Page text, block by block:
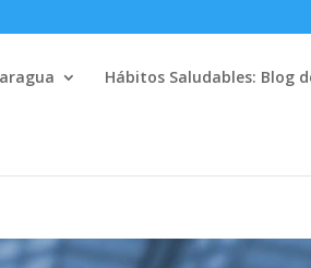
Hábitos Saludables: Blog